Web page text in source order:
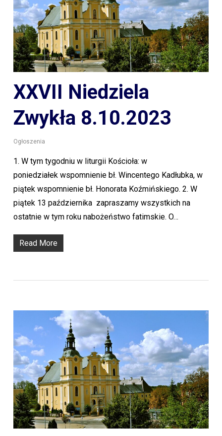
XXVII Niedziela
Zwykła 8.10.2023
Ogłoszenia
1. W tym tygodniu w liturgii Kościoła: w
poniedziałek wspomnienie bł. Wincentego Kadłubka, w
piątek wspomnienie bł. Honorata Koźmińskiego. 2. W
piątek 13 października zapraszamy wszystkich na
ostatnie w tym roku nabożeństwo fatimskie. O…
Read More